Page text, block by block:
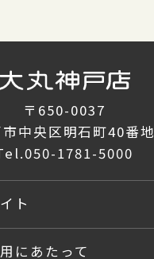
〒650-0037
中央区明石町40番地
050-1781-5000
ト
にあたって